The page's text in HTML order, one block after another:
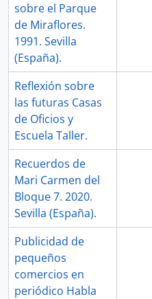
sobre el Parque
de Miraflores.
1991. Sevilla
(España).
Reflexión sobre
las futuras Casas
de Oficios y
Escuela Taller.
Recuerdos de
Mari Carmen del
Bloque 7. 2020.
Sevilla (España).
Publicidad de
pequeños
comercios en
periódico Habla